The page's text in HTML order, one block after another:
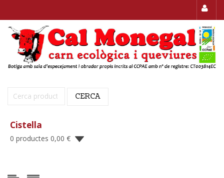
Cerca: CERCA
Cistella
0 productes 0,00 €